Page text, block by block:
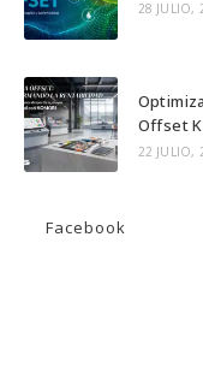
28 JULIO,
Offset
22 JULIO,
Facebook